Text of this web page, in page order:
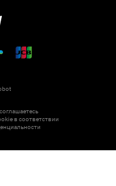
в соответствии